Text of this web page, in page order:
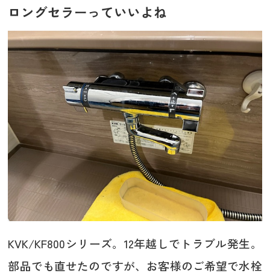
ロングセラーっていいよね
KVK/KF800シリーズ。12年越しでトラブル発生。
部品でも直せたのですが、お客様のご希望で水栓